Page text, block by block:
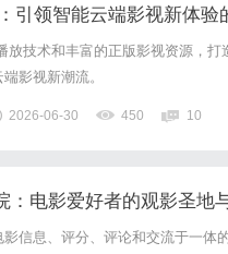
引领智能云端影视新体验
放技术和丰富的正版影视资源，
影视新潮流。
2026-06-30 450 10
：电影爱好者的观影圣地
信息、评分、评论和交流于一体